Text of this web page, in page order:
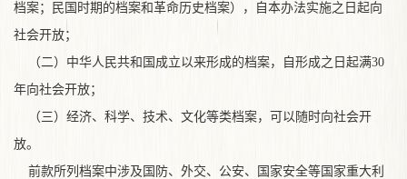
档案；民国时期的档案和革命历史档案），自本办法实施之日起向
社会开放；
（二）中华人民共和国成立以来形成的档案，自形成之日起满30
年向社会开放；
（三）经济、科学、技术、文化等类档案，可以随时向社会开
放。
前款所列档案中涉及国防、外交、公安、国家安全等国家重大利